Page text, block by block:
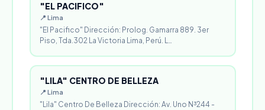
"EL PACIFICO"
📍 Lima
"El Pacifico" Dirección: Prolog. Gamarra 889. 3er
Piso, Tda.302 La Victoria Lima, Perú. L…
"LILA" CENTRO DE BELLEZA
📍 Lima
"Lila" Centro De Belleza Dirección: Av. Uno N³244 -